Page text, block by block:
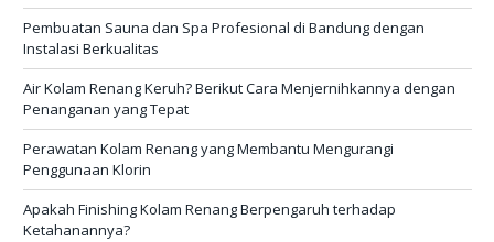
Pembuatan Sauna dan Spa Profesional di Bandung dengan
Instalasi Berkualitas
Air Kolam Renang Keruh? Berikut Cara Menjernihkannya dengan
Penanganan yang Tepat
Perawatan Kolam Renang yang Membantu Mengurangi
Penggunaan Klorin
Apakah Finishing Kolam Renang Berpengaruh terhadap
Ketahanannya?